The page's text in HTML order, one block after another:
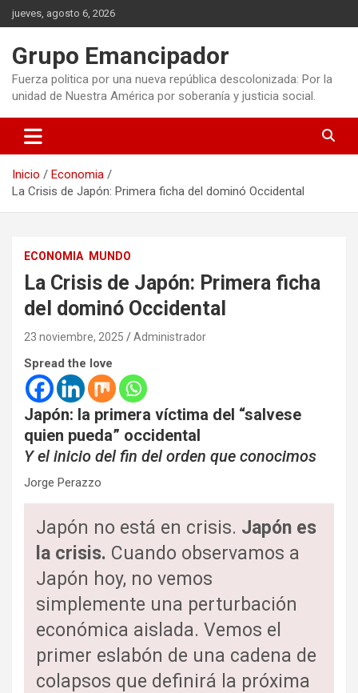
Saltar
al
jueves, agosto 6, 2026
Grupo Emancipador
Fuerza politica por una nueva república descolonizada: Por la
unidad de Nuestra América por soberanía y justicia social.
Inicio
Economia
La Crisis de Japón: Primera ficha del dominó Occidental
ECONOMIA MUNDO
La Crisis de Japón: Primera ficha
del dominó Occidental
23 noviembre, 2025 Administrador
Spread the love
Japón: la primera víctima del “salvese
quien pueda” occidental
Y el inicio del fin del orden que conocimos
Jorge Perazzo
Japón no está en crisis. Japón es
la crisis. Cuando observamos a
Japón hoy, no vemos
simplemente una perturbación
económica aislada. Vemos el
primer eslabón de una cadena de
colapsos que definirá la próxima